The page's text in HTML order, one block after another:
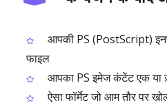
आपकी PS (PostScript)
फाइल
आपका PS इमेज कंटेंट एक या
ऐसा फॉर्मेट जो आम तौर पर